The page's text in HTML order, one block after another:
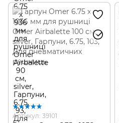
Артикул: 39101